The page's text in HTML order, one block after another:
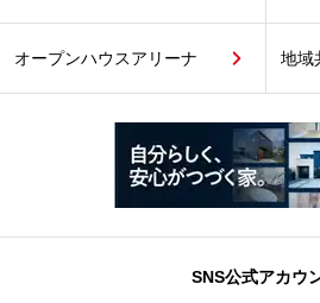
オープンハウスアリーナ 地域
SNS公式アカウ